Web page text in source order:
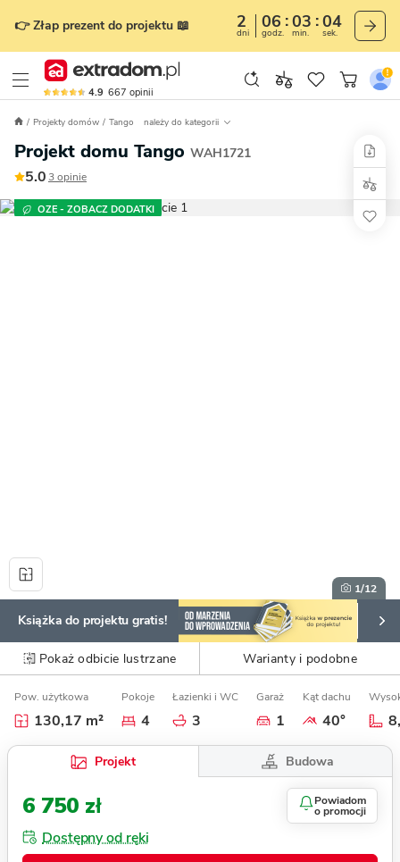
👉 Złap prezent do projektu 📖 2
dni
06
godz.
03
min.
02
sek.
4.9 667 opinii
Projekty domów Tango należy do kategorii
Projekt domu Tango WAH1721
5.0 3 opinie
OZE - ZOBACZ DODATKI
1/12
Książka do projektu gratis!
Pokaż odbicie lustrzane Warianty i podobne
Pow. użytkowa
130,17 m²
Pokoje
4
Łazienki i WC
3
Garaż
1
Kąt dachu
40°
Projekt Budowa
6 750 zł Powiadom
o promocji
Dostępny od ręki